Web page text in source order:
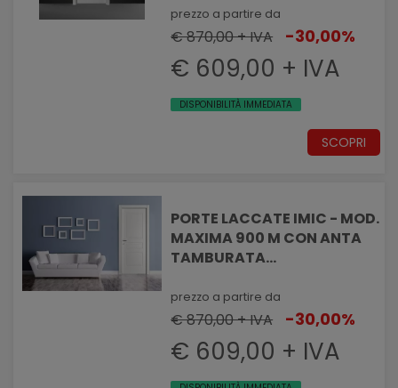
MASSELLATO
prezzo a partire da
€ 870,00 + IVA -30,00%
€ 609,00 + IVA
DISPONIBILITÀ IMMEDIATA
SCOPRI
PORTE LACCATE IMIC - MOD.
MAXIMA 900 M CON ANTA
TAMBURATA
MASSELLATO
prezzo a partire da
€ 870,00 + IVA -30,00%
€ 609,00 + IVA